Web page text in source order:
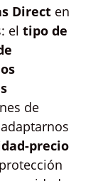
Direct en
el tipo de
de
precio